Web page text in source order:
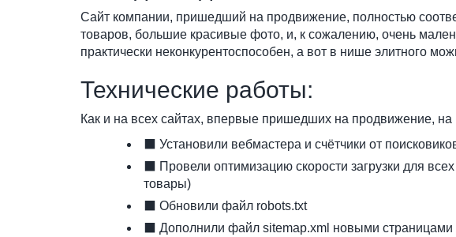
Сайт компании, пришедший на продвижение, полностью
товаров, большие красивые фото, и, к сожалению, очень
практически неконкурентоспособен, а вот в нише элитного
Технические работы:
Как и на всех сайтах, впервые пришедших на продвижение,
⬛ Установили вебмастера и счётчики от
⬛ Провели оптимизацию скорости загрузки для
товары)
⬛ Обновили файл robots.txt
⬛ Дополнили файл sitemap.xml новыми страницами